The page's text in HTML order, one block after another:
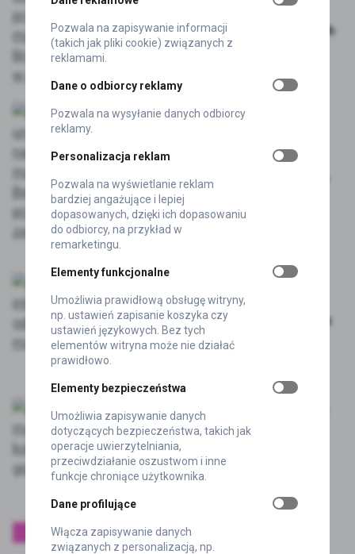
Branża chce zmian w przepisach
2026-08-06
magazyn energii. Jego rola
wykracza poza magazynowanie
energii z PV
2026-08-06
AKTUALNOŚCI
nowe materiały do baterii. Pięć
obiecujących tlenków w zasięgu
ręki
AKTUALNOŚCI
Reakcja w milisekundach. Chiny
budują hybrydowy magazyn
energii z kinetycznym kołem
zamachowym
2026-08-06
WYWIADY
Pozwala na zapisywanie informacji
(takich jak pliki cookie) związanych z
reklamami.
Dane o odbiorcy reklamy
Pozwala na wysyłanie danych odbiorcy
reklamy.
Personalizacja reklam
Pozwala na wyświetlanie reklam
bardziej angażujące i lepiej
dopasowanych, dzięki ich dopasowaniu
do odbiorcy, na przykład w
remarketingu.
Elementy funkcjonalne
Umożliwia prawidłową obsługę witryny,
np. ustawień zapisanie koszyka czy
ustawień językowych. Bez tych
elementów witryna może nie działać
prawidłowo.
Elementy bezpieczeństwa
Umożliwia zapisywanie danych
dotyczących bezpieczeństwa, takich jak
operacje uwierzytelniania,
przeciwdziałanie oszustwom i inne
funkcje chroniące użytkownika.
Dane profilujące
Włącza zapisywanie danych
związanych z personalizacją, np.